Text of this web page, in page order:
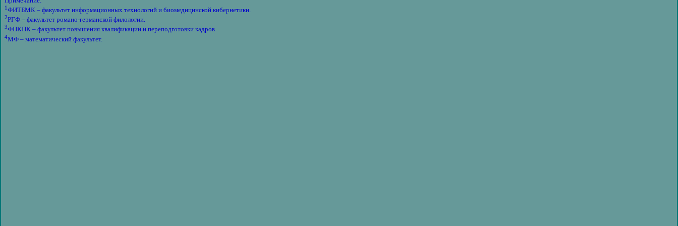
1ФИТБМК – факультет информационных технологий и биомедицинской кибернетики.
2РГФ – факультет романо-германской филологии.
3ФПКПК – факультет повышения квалификации и переподготовки кадров.
4МФ – математический факультет.